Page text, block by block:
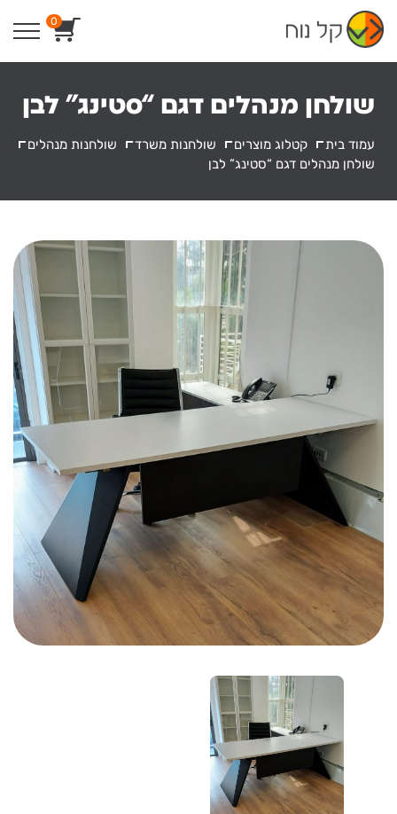
content
0
שולחן מנהלים דגם “סטינג” לבן
עמוד בית קטלוג מוצרים שולחנות משרד
שולחנות מנהלים
שולחן מנהלים דגם “סטינג” לבן